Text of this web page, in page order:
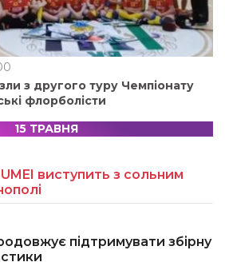
з другого туру Чемпіонату
флорболісти
15 ТРАВНЯ
виступить з сольним
підтримувати збірну